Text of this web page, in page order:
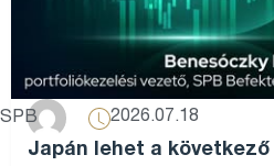
SPB 2026.07.18
Japán lehet a